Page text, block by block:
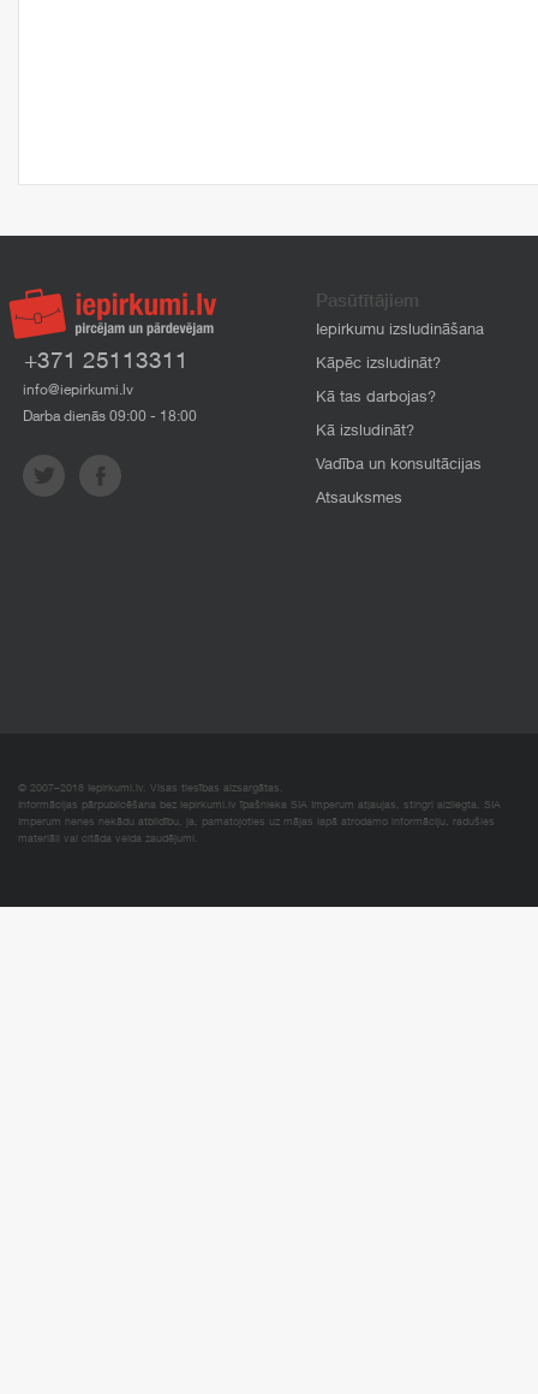
+371 25113311
info@iepirkumi.lv
Darba dienās 09:00 - 18:00
Pasūtītājiem
Iepirkumu izsludināšana
Kāpēc izsludināt?
Kā tas darbojas?
Kā izsludināt?
Vadība un konsultācijas
Atsauksmes
© 2007–2018 Iepirkumi.lv. Visas tiesības aizsargātas.
Informācijas pārpublicēšana bez iepirkumi.lv īpašnieka SIA Imperum atļaujas, stingri aizliegta. SIA
Imperum nenes nekādu atbildību, ja, pamatojoties uz mājas lapā atrodamo informāciju, radušies
materiāli vai citāda veida zaudējumi.